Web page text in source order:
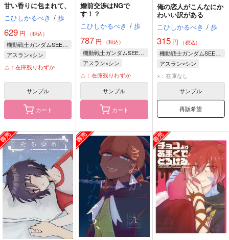
甘い香りに包まれて、
こひしかるべき / 歩
629 円 （税込）
機動戦士ガンダムSEED FREEDOM
アスラン×シン
△：在庫残りわずか
サンプル
カート
婚前交渉はNGで
す！？
こひしかるべき / 歩
787 円 （税込）
機動戦士ガンダムSEED FREEDOM
アスラン×シン
△：在庫残りわずか
サンプル
カート
俺の恋人がこんなにか
わいい訳がある
こひしかるべき / 歩
315円 （税込）
機動戦士ガンダムSEED FREEDOM
アスラン×シン
×：在庫なし
サンプル
再販希望